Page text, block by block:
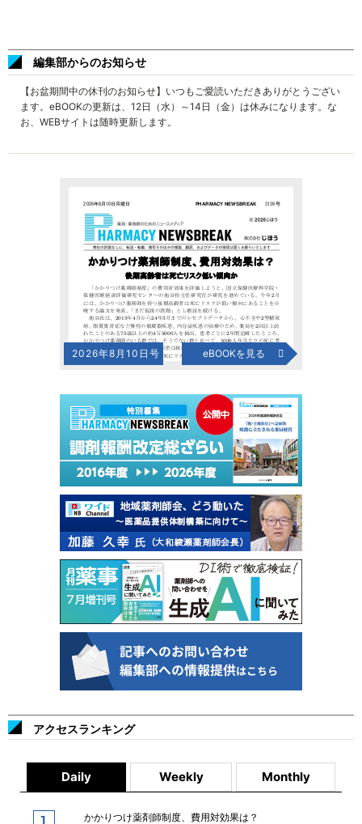
編集部からのお知らせ
【お盆期間中の休刊のお知らせ】いつもご愛読いただきありがとうござい
ます。eBOOKの更新は、12日（水）～14日（金）は休みになります。な
お、WEBサイトは随時更新します。
2026年8月10日号 eBOOKを見る
アクセスランキング
Daily Weekly Monthly
かかりつけ薬剤師制度、費用対効果は？